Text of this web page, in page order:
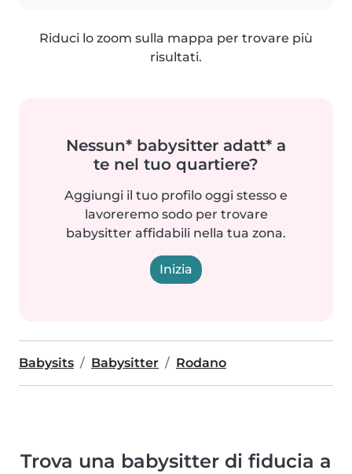
Riduci lo zoom sulla mappa per trovare più
risultati.
Nessun* babysitter adatt* a
te nel tuo quartiere?
Aggiungi il tuo profilo oggi stesso e
lavoreremo sodo per trovare
babysitter affidabili nella tua zona.
Inizia
Babysits Babysitter Rodano
Trova una babysitter di fiducia a